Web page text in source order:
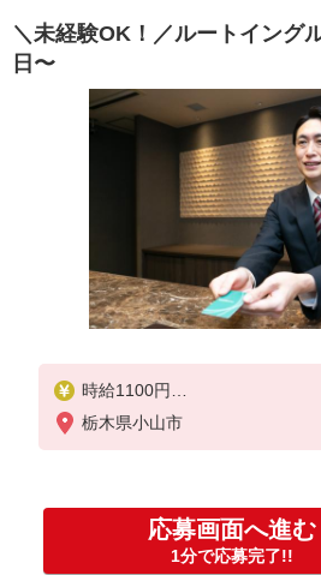
＼未経験OK！／ルートイング
日〜
時給1100円
試用期間中 時給1100円〜1375
栃木県小山市
応募画面へ進む
1分で応募完了!!